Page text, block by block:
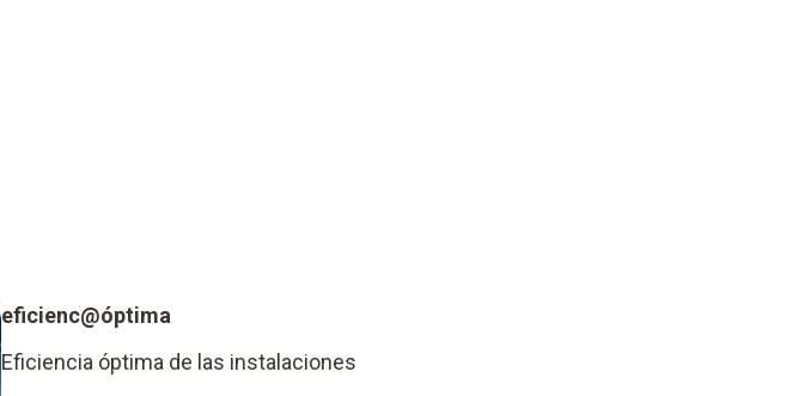
eficienc@óptima
Eficiencia óptima de las instalaciones